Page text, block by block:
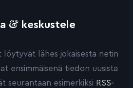
& keskustele
lähes jokaisesta netin
ensimmäisenä tiedon uusista
seurantaan esimerkiksi RSS-